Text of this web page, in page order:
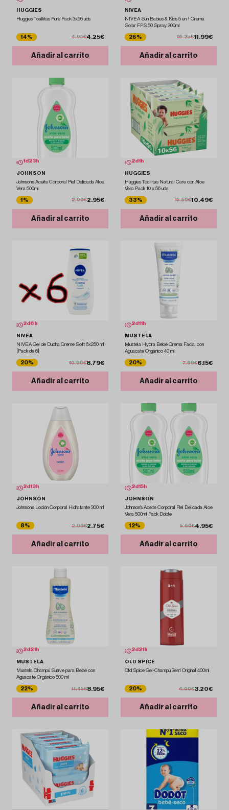
HUGGIES
Huggies Toallitas Pure Pack 3x56 uds
14% 4.95€4.25€
Añadir al carrito
NIVEA
NIVEA Sun Babies & Kids 5 en 1 Crema
Solar FPS 50 Spray 200ml
26% 16.25€11.99€
Añadir al carrito
1 d 23 h
JOHNSON
Johnson's Aceite Corporal Piel Delicada Aloe
Vera 500ml
1% 2.99€2.95€
Añadir al carrito
2d 1 h
HUGGIES
Huggies Toallitas Natural Care con Aloe
Vera Pack 10 x 56 uds
33% 15.59€10.49€
Añadir al carrito
2d 6 h
NIVEA
NIVEA Gel de Ducha Creme Soft 6x250 ml
[Pack de 6]
20% 10.99€8.79€
Añadir al carrito
2d 11 h
MUSTELA
Mustela Hydra Bebé Crema Facial con
Aguacate Orgánico 40 ml
20% 7.69€6.15€
Añadir al carrito
2d 13 h
JOHNSON
Johnson's Loción Corporal Hidratante 300 ml
8% 2.99€2.75€
Añadir al carrito
2d 15 h
JOHNSON
Johnson's Aceite Corporal Piel Delicada Aloe
Vera 500ml Pack Doble
12% 5.60€4.95€
Añadir al carrito
2d 21 h
MUSTELA
Mustela Champú Suave para Bebé con
Aguacate Orgánico 500 ml
22% 11.45€8.95€
Añadir al carrito
2d 21 h
OLD SPICE
Old Spice Gel-Champú 3en1 Original 400ml
20% 4.00€3.20€
Añadir al carrito